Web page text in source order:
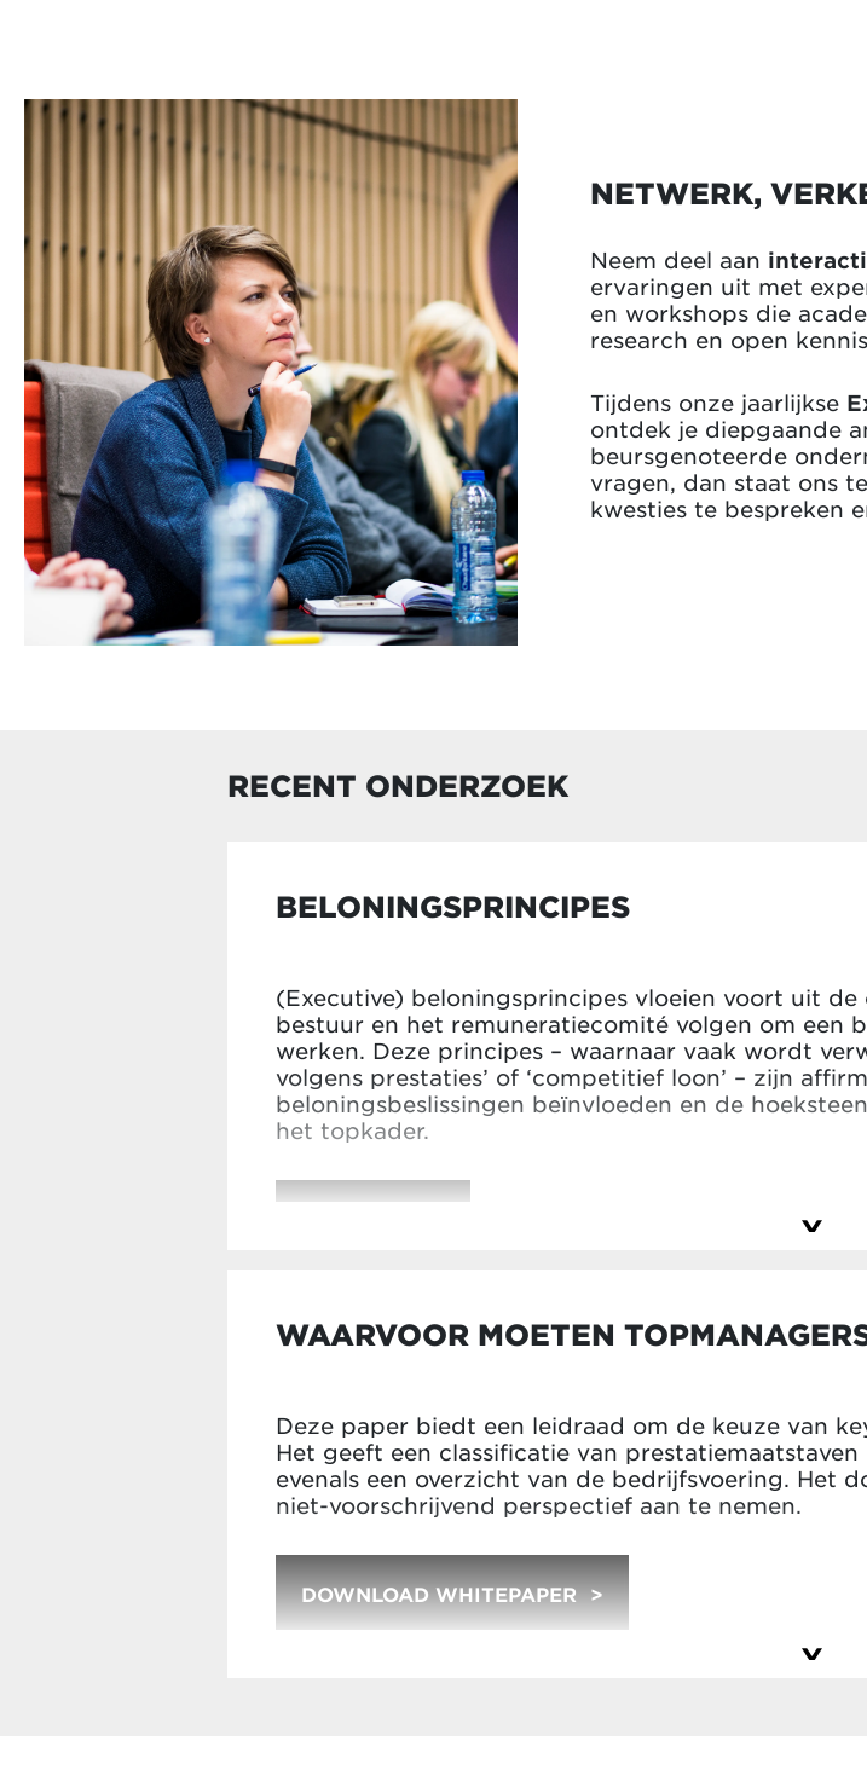
NETWERK,
Neem deel aan
ervaringen uit met
en workshops die
research en open
Tijdens onze jaarlijkse
ontdek je diepgaande
beursgenoteerde
vragen, dan staat ons
kwesties te bespreken
RECENT ONDERZOEK
BELONINGSPRINCIPES
(Executive) beloningsprincipes vloeien voort uit
bestuur en het remuneratiecomité volgen om een
werken. Deze principes – waarnaar vaak wordt
volgens prestaties’ of ‘competitief loon’ – zijn
beloningsbeslissingen beïnvloeden en de
het topkader.
WAARVOOR MOETEN
Deze paper biedt een leidraad om de keuze van
Het geeft een classificatie van
evenals een overzicht van de bedrijfsvoering. Het
niet-voorschrijvend perspectief aan te nemen.
DOWNLOAD WHITEPAPER